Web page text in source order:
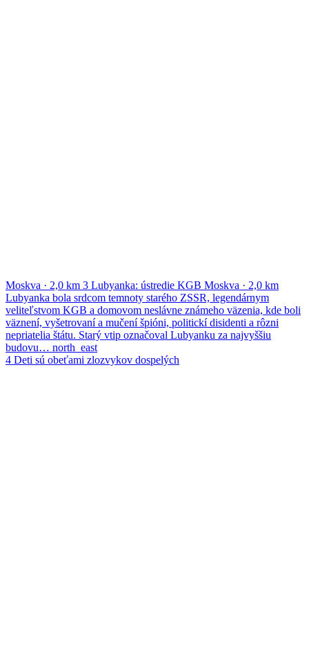
Moskva · 2,0 km 3 Lubyanka: ústredie KGB Moskva · 2,0 km
Lubyanka bola srdcom temnoty starého ZSSR, legendárnym
veliteľstvom KGB a domovom neslávne známeho väzenia, kde boli
väznení, vyšetrovaní a mučení špióni, politickí disidenti a rôzni
nepriatelia štátu. Starý vtip označoval Lubyanku za najvyššiu
budovu… north_east
4 Deti sú obeťami zlozvykov dospelých